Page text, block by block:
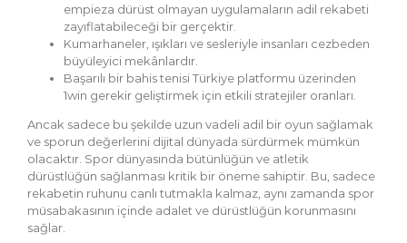
empieza dürüst olmayan uygulamaların adil rekabeti
zayıflatabileceği bir gerçektir.
Kumarhaneler, ışıkları ve sesleriyle insanları cezbeden
büyüleyici mekânlardır.
Başarılı bir bahis tenisi Türkiye platformu üzerinden
1win gerekir geliştirmek için etkili stratejiler oranları.
Ancak sadece bu şekilde uzun vadeli adil bir oyun sağlamak
ve sporun değerlerini dijital dünyada sürdürmek mümkün
olacaktır. Spor dünyasında bütünlüğün ve atletik
dürüstlüğün sağlanması kritik bir öneme sahiptir. Bu, sadece
rekabetin ruhunu canlı tutmakla kalmaz, aynı zamanda spor
müsabakasının içinde adalet ve dürüstlüğün korunmasını
sağlar.